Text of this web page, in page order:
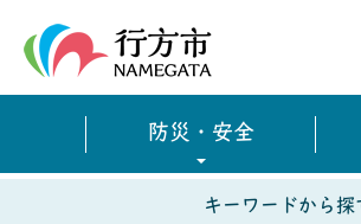
防災・安全
キーワードから探